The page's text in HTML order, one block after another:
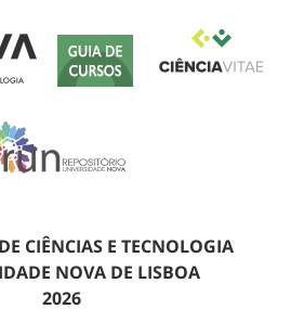
CIÊNCIAS E TECNOLOGIA
NOVA DE LISBOA
2026